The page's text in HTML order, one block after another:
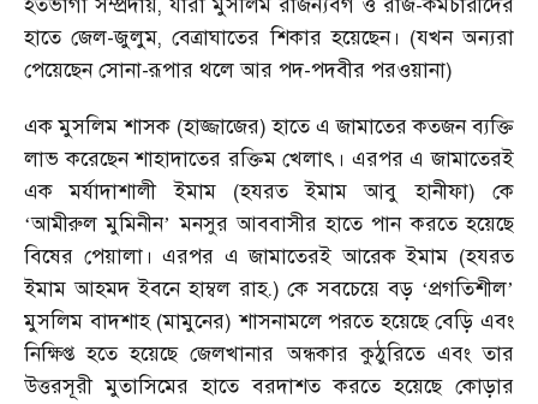
হাতে জেল-জুলুম, বেত্রাঘাতের শিকার হয়েছেন। (যখন অন্যরা
পেয়েছেন সোনা-রূপার থলে আর পদ-পদবীর পরওয়ানা)
এক মুসলিম শাসক (হাজ্জাজের) হাতে এ জামাতের কতজন ব্যক্তি
লাভ করেছেন শাহাদাতের রক্তিম খেলাৎ। এরপর এ জামাতেরই
এক মর্যাদাশালী ইমাম (হযরত ইমাম আবু হানীফা) কে
‘আমীরুল মুমিনীন’ মনসুর আববাসীর হাতে পান করতে হয়েছে
বিষের পেয়ালা। এরপর এ জামাতেরই আরেক ইমাম (হযরত
ইমাম আহমদ ইবনে হাম্বল রাহ.) কে সবচেয়ে বড় ‘প্রগতিশীল’
মুসলিম বাদশাহ (মামুনের) শাসনামলে পরতে হয়েছে বেড়ি এবং
নিক্ষিপ্ত হতে হয়েছে জেলখানার অন্ধকার কুঠুরিতে এবং তার
উত্তরসূরী মুতাসিমের হাতে বরদাশত করতে হয়েছে কোড়ার